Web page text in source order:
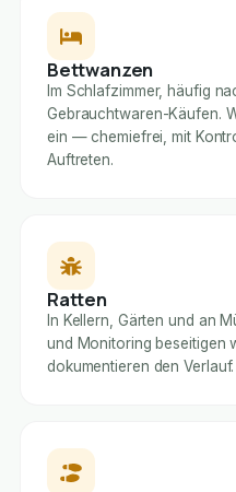
Bettwanzen
Im Schlafzimmer, häufig
Gebrauchtwaren-Käufen.
ein — chemiefrei, mit
Auftreten.
Ratten
In Kellern, Gärten und an
und Monitoring beseitigen
dokumentieren den Verlauf.